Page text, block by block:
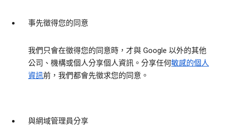
事先徵得您的同意
我們只會在徵得您的同意時，才與 Google 以外的其他
公司、機構或個人分享個人資訊。分享任何敏感的個人
資訊前，我們都會先徵求您的同意。
與網域管理員分享